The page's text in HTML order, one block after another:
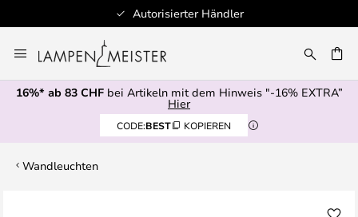
Autorisierter Händler
Inhalt
springen
16%* ab 83 CHFbei Artikeln mit dem Hinweis "-16% EXTRA”
Hier
CODE:BEST KOPIEREN
Wandleuchten